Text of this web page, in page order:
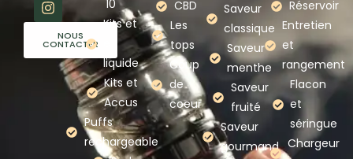
NOUS
CONTACTER
10
Kits et
liquide
Kits et
Accus
Puffs
rechargeable
CBD
Les
tops
Coup
de
coeur
Saveur
classique
Saveur
menthe
Saveur
fruité
Saveur
gourmand
Réservoir
Entretien
et
rangement
Flacon
et
séringue
Chargeur